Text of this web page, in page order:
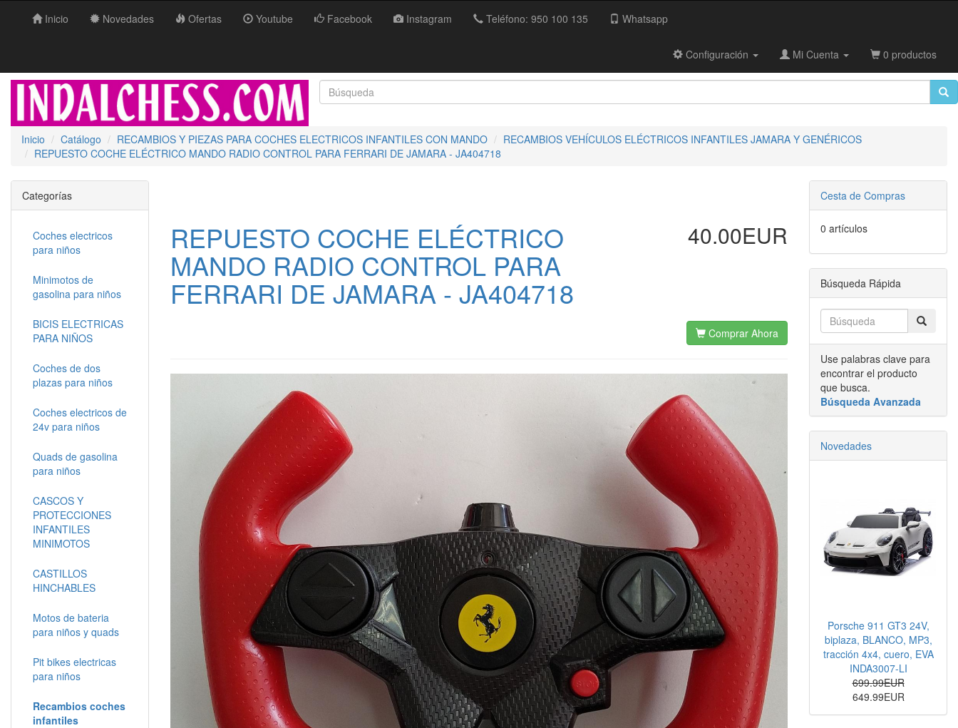
Inicio Novedades Ofertas Youtube Facebook Instagram Teléfono: 950 100 135 Whatsapp
Configuración Mi Cuenta 0 productos
Inicio Catálogo RECAMBIOS Y PIEZAS PARA COCHES ELECTRICOS INFANTILES CON MANDO
RECAMBIOS VEHÍCULOS ELÉCTRICOS INFANTILES JAMARA Y GENÉRICOS
REPUESTO COCHE ELÉCTRICO MANDO RADIO CONTROL PARA FERRARI DE JAMARA - JA404718
REPUESTO COCHE ELÉCTRICO
MANDO RADIO CONTROL PARA
FERRARI DE JAMARA - JA404718
40.00EUR
Comprar Ahora
Categorías
Coches electricos
para niños
Minimotos de
gasolina para niños
BICIS ELECTRICAS
PARA NIÑOS
Coches de dos
plazas para niños
Coches electricos de
24v para niños
Quads de gasolina
para niños
CASCOS Y
PROTECCIONES
INFANTILES
MINIMOTOS
CASTILLOS
HINCHABLES
Motos de bateria
para niños y quads
Pit bikes electricas
para niños
Recambios coches
infantiles
Cesta de Compras
0 artículos
Búsqueda Rápida
Use palabras clave para
encontrar el producto
que busca.
Búsqueda Avanzada
Novedades
Porsche 911 GT3 24V,
biplaza, BLANCO, MP3,
tracción 4x4, cuero, EVA
INDA3007-LI
699.99EUR
649.99EUR